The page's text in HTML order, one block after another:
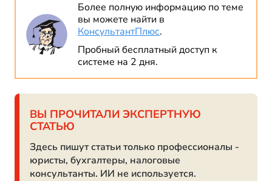
Более полную информацию по теме
вы можете найти в
КонсультантПлюс.
Пробный бесплатный доступ к
системе на 2 дня.
ВЫ ПРОЧИТАЛИ ЭКСПЕРТНУЮ
СТАТЬЮ
Здесь пишут статьи только профессионалы -
юристы, бухгалтеры, налоговые
консультанты. ИИ не используется.